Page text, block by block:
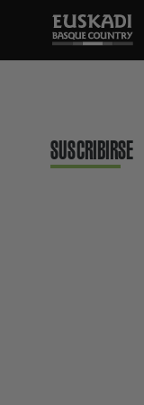
SUSCRIBIRSE